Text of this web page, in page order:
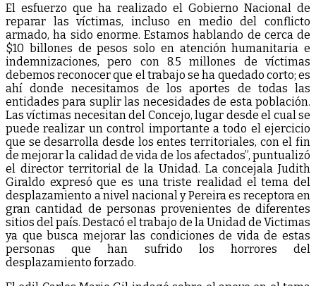
El esfuerzo que ha realizado el Gobierno Nacional de
reparar las víctimas, incluso en medio del conflicto
armado, ha sido enorme. Estamos hablando de cerca de
$10 billones de pesos solo en atención humanitaria e
indemnizaciones, pero con 8.5 millones de víctimas
debemos reconocer que el trabajo se ha quedado corto; es
ahí donde necesitamos de los aportes de todas las
entidades para suplir las necesidades de esta población.
Las víctimas necesitan del Concejo, lugar desde el cual se
puede realizar un control importante a todo el ejercicio
que se desarrolla desde los entes territoriales, con el fin
de mejorar la calidad de vida de los afectados”, puntualizó
el director territorial de la Unidad. La concejala Judith
Giraldo expresó que es una triste realidad el tema del
desplazamiento a nivel nacional y Pereira es receptora en
gran cantidad de personas provenientes de diferentes
sitios del país. Destacó el trabajo de la Unidad de Victimas
ya que busca mejorar las condiciones de vida de estas
personas que han sufrido los horrores del
desplazamiento forzado.